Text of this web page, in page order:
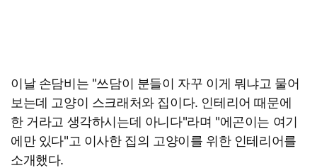
이날 손담비는 "쓰담이 분들이 자꾸 이게 뭐냐고 물어
보는데 고양이 스크래처와 집이다. 인테리어 때문에
한 거라고 생각하시는데 아니다"라며 "에곤이는 여기
에만 있다"고 이사한 집의 고양이를 위한 인테리어를
소개했다.